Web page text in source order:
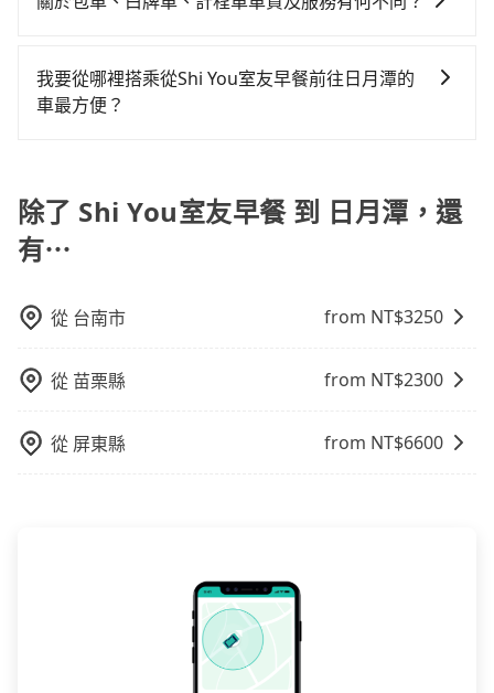
車或者要載其他乘客的人來說就有不小的風險。最後，
距離，在遇到下雨天或者載行李時，就顯得非常不便。
淘汰顧客評分較低的司機，且車輛均要求5年內新車，司
機也絕對不會在車內吸煙，於新冠肺炎期間也絕對全程
在成本的控制，更是在傳統旺季（年假、端午、中秋、
雙十等）能用更少的司機來服務更多的旅客，意味著使
用到不熟悉的司機或者轉單給其他車行的情況比同行更
站上的價格是動態的，一般來說越早預訂價格越優，且
要從Shi You室友早餐去日月潭，請儘早下訂以把握最划
算的價格。
明： 包車：可以依照個人行程需要靈活安排時間，價格
依平台預定時價格而定，通常愈長程價格CP值愈高。 計
質、品質不一，如行程有問題，事後無法提供客服申訴
處理。
我要從哪裡搭乘從Shi You室友早餐前往日月潭的
車最方便？
得到，我們就保證發車。直接在官網上輸入住家地址、
辦公大樓、飯店民宿、各地車站、機場航廈、甚至風景
區，我們司機都會依照訂單上的資訊依約接送。
除了 Shi You室友早餐 到 日月潭，還
有⋯
從 台南市 from NT$3250
從 苗栗縣 from NT$2300
從 屏東縣 from NT$6600